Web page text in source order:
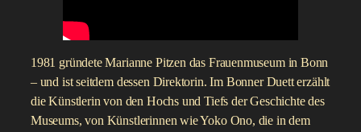
1981 gründete Marianne Pitzen das Frauenmuseum in Bonn
– und ist seitdem dessen Direktorin. Im Bonner Duett erzählt
die Künstlerin von den Hochs und Tiefs der Geschichte des
Museums, von Künstlerinnen wie Yoko Ono, die in dem